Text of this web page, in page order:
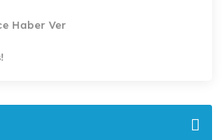
Haber Ver